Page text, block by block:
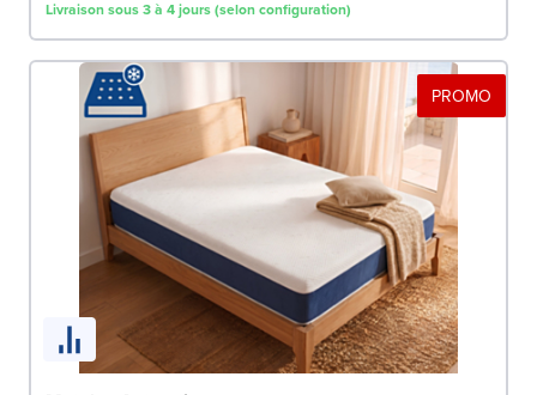
Livraison sous 3 à 4 jours (selon configuration)
PROMO